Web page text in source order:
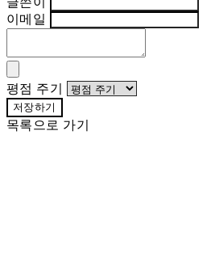
이메일
평점 주기
저장하기
목록으로 가기